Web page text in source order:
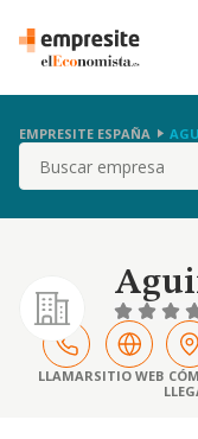
EMPRESITE ESPAÑA
Buscar
LLAMARSITIO WEB